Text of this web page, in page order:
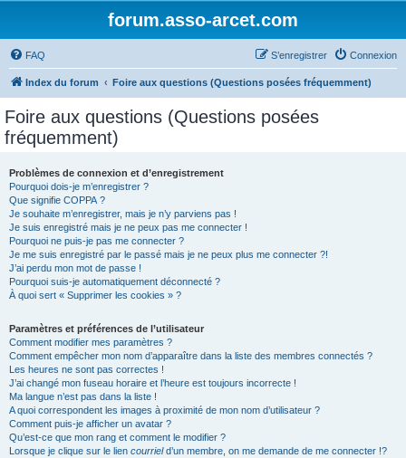
forum.asso-arcet.com
FAQ Connexion
S’enregistrer
Index du forum Foire aux questions (Questions posées fréquemment)
Foire aux questions (Questions posées
fréquemment)
Problèmes de connexion et d’enregistrement
Pourquoi dois-je m’enregistrer ?
Que signifie COPPA ?
Je souhaite m’enregistrer, mais je n’y parviens pas !
Je suis enregistré mais je ne peux pas me connecter !
Pourquoi ne puis-je pas me connecter ?
Je me suis enregistré par le passé mais je ne peux plus me connecter ?!
J’ai perdu mon mot de passe !
Pourquoi suis-je automatiquement déconnecté ?
À quoi sert « Supprimer les cookies » ?
Paramètres et préférences de l’utilisateur
Comment modifier mes paramètres ?
Comment empêcher mon nom d’apparaître dans la liste des membres connectés ?
Les heures ne sont pas correctes !
J’ai changé mon fuseau horaire et l’heure est toujours incorrecte !
Ma langue n’est pas dans la liste !
A quoi correspondent les images à proximité de mon nom d’utilisateur ?
Comment puis-je afficher un avatar ?
Qu’est-ce que mon rang et comment le modifier ?
Lorsque je clique sur le lien courrield’un membre, on me demande de me connecter !?